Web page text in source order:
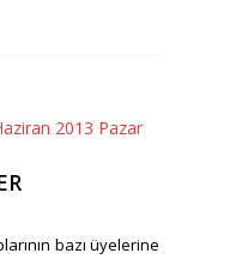
2013 Pazar
bazı üyelerine